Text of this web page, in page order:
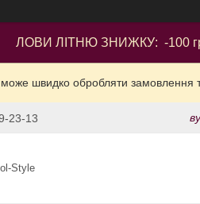
ЛОВИ ЛІТНЮ ЗНИЖКУ: -100
швидко обробляти замовлення
23-13
Style